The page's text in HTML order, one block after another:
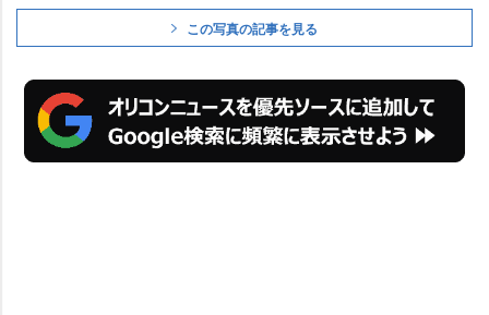
この写真の記事を見る